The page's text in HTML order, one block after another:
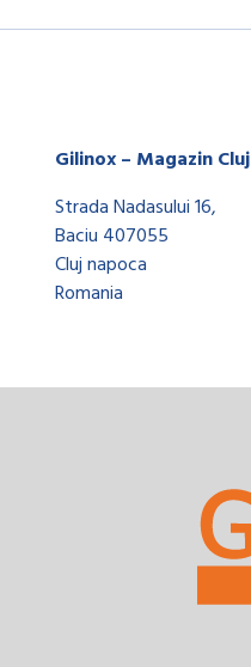
Gilinox – Magazin Cluj
Strada Nadasului 16,
Baciu 407055
Cluj napoca
Romania